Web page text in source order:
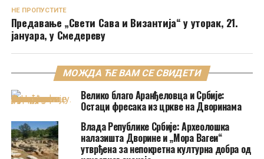
НЕ ПРОПУСТИТЕ
Предавање „Свети Сава и Византија“ у уторак, 21.
јануара, у Смедереву
МОЖДА ЋЕ ВАМ СЕ СВИДЕТИ
Велико благо Аранђеловца и Србије:
Остаци фресака из цркве на Дворинама
Влада Републике Србије: Археолошка
налазишта Дворине и „Мора Вагеи“
утврђена за непокретна културна добра од